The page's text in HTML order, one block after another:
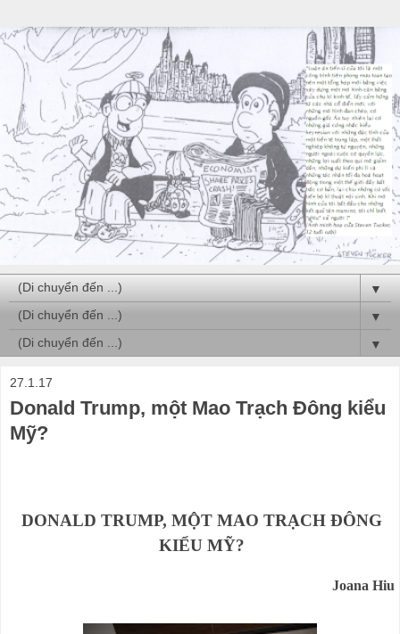
▼
▼
▼
27.1.17
Donald Trump, một Mao Trạch Đông kiểu
Mỹ?
DONALD TRUMP, MỘT MAO TRẠCH ĐÔNG
KIỂU MỸ?
Joana Hiu